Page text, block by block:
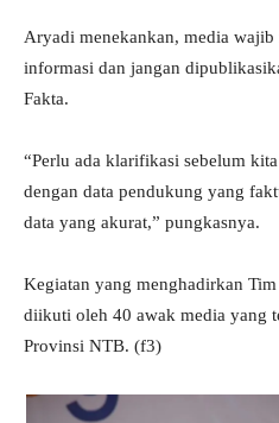
Aryadi menekankan, media
informasi dan jangan
Fakta.
“Perlu ada klarifikasi sebelum
dengan data pendukung yang
data yang akurat,” pungkasnya.
Kegiatan yang menghadirkan
diikuti oleh 40 awak media yang
Provinsi NTB. (f3)